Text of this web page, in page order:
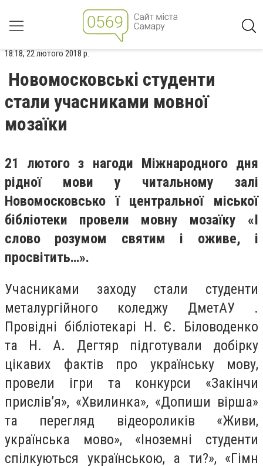
18:18, 22 лютого 2018 р.
Новомосковські студенти
стали учасниками мовної
мозаїки
21 лютого з нагоди Міжнародного дня
рідної мови у читальному залі
Новомосковсько ї центральної міської
бібліотеки провели мовну мозаїку «І
слово розумом святим і оживе, і
просвітить…».
Учасниками заходу стали студенти
металургійного коледжу ДметАУ .
Провідні бібліотекарі Н. Є. Біловоденко
та Н. А. Дегтяр підготували добірку
цікавих фактів про українську мову,
провели ігри та конкурси «Закінчи
прислів’я», «Хвилинка», «Допиши вірша»
та перегляд відеороликів «Живи,
українська мово», «Іноземні студенти
спілкуються українською, а ти?», «Гімн